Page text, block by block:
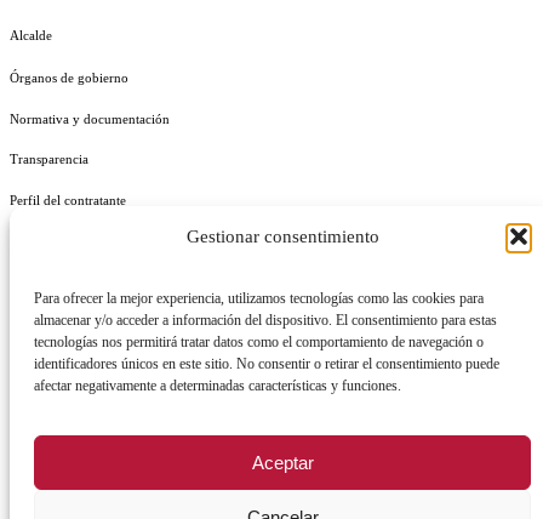
Gestionar consentimiento
Para ofrecer la mejor experiencia, utilizamos tecnologías como las cookies para
almacenar y/o acceder a información del dispositivo. El consentimiento para estas
tecnologías nos permitirá tratar datos como el comportamiento de navegación o
identificadores únicos en este sitio. No consentir o retirar el consentimiento puede
afectar negativamente a determinadas características y funciones.
Aceptar
Alcalde
Órganos de gobierno
Normativa y documentación
Transparencia
Perfil del contratante
REGISTRO DE ACTIVIDADES DE TRATAMIENTO